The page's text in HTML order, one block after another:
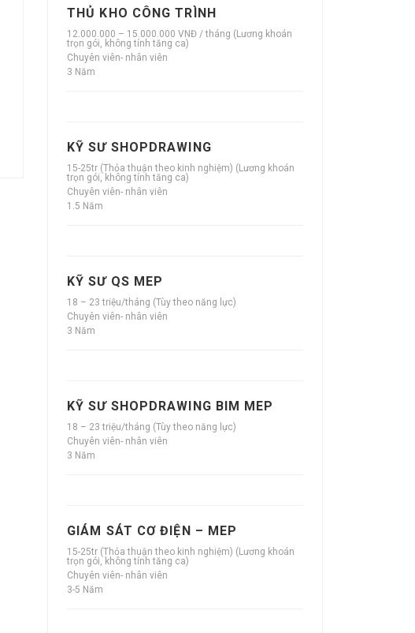
THỦ KHO CÔNG TRÌNH
12.000.000 – 15.000.000 VNĐ / tháng (Lương khoán
trọn gói, không tính tăng ca)
Chuyên viên- nhân viên
3 Năm
KỸ SƯ SHOPDRAWING
15-25tr (Thỏa thuận theo kinh nghiệm) (Lương khoán
trọn gói, không tính tăng ca)
Chuyên viên- nhân viên
1.5 Năm
KỸ SƯ QS MEP
18 – 23 triệu/tháng (Tùy theo năng lực)
Chuyên viên- nhân viên
3 Năm
KỸ SƯ SHOPDRAWING BIM MEP
18 – 23 triệu/tháng (Tùy theo năng lực)
Chuyên viên- nhân viên
3 Năm
GIÁM SÁT CƠ ĐIỆN – MEP
15-25tr (Thỏa thuận theo kinh nghiệm) (Lương khoán
trọn gói, không tính tăng ca)
Chuyên viên- nhân viên
3-5 Năm